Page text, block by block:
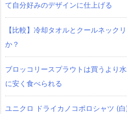
て自分好みのデザインに仕上げる
【比較】冷却タオルとクールネック
か？
ブロッコリースプラウトは買うより
に安く食べられる
ユニクロ ドライカノコポロシャツ‎ (